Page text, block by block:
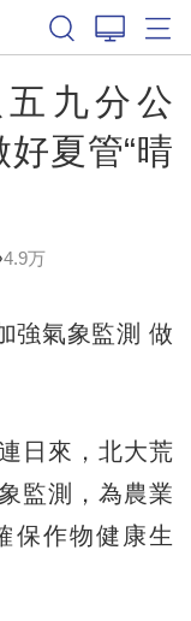
九分公
夏管“晴
4.9万
氣象監測 做
日來，北大荒
監測，為農業
保作物健康生